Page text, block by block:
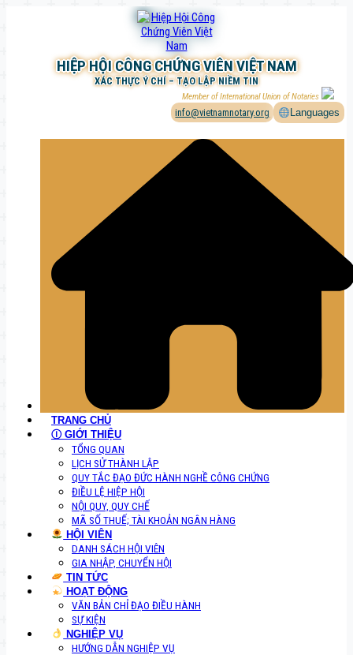
HIỆP HỘI CÔNG CHỨNG VIÊN VIỆT NAM
XÁC THỰC Ý CHÍ – TẠO LẬP NIỀM TIN
Member of International Union of Notaries
info@vietnamnotary.org Languages
TRANG CHỦ
Ⓘ GIỚI THIỆU
TỔNG QUAN
LỊCH SỬ THÀNH LẬP
QUY TẮC ĐẠO ĐỨC HÀNH NGHỀ CÔNG CHỨNG
ĐIỀU LỆ HIỆP HỘI
NỘI QUY, QUY CHẾ
MÃ SỐ THUẾ; TÀI KHOẢN NGÂN HÀNG
HỘI VIÊN
DANH SÁCH HỘI VIÊN
GIA NHẬP, CHUYỂN HỘI
TIN TỨC
HOẠT ĐỘNG
VĂN BẢN CHỈ ĐẠO ĐIỀU HÀNH
SỰ KIỆN
NGHIỆP VỤ
HƯỚNG DẪN NGHIỆP VỤ